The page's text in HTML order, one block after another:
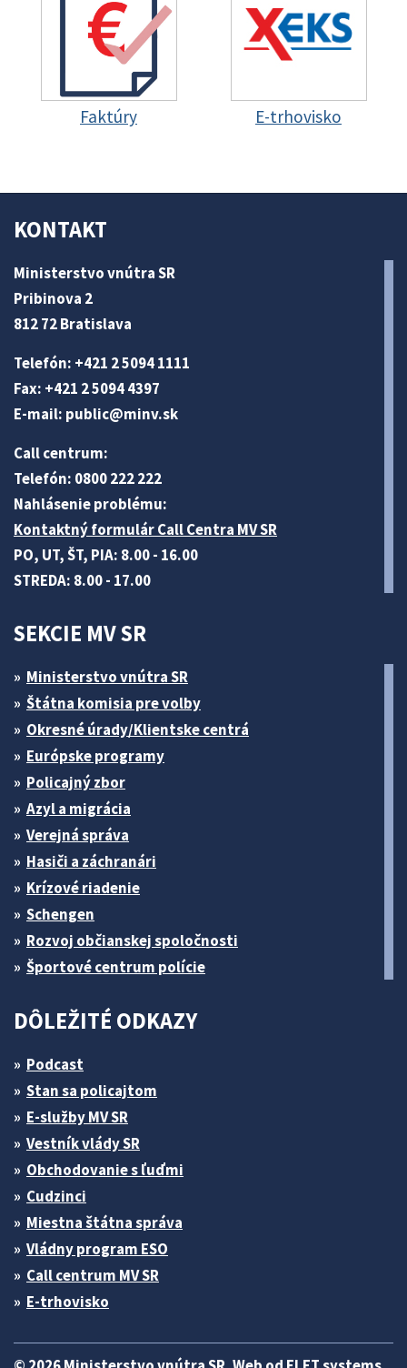
Faktúry E-trhovisko
KONTAKT
Ministerstvo vnútra SR
Pribinova 2
812 72 Bratislava
Telefón: +421 2 5094 1111
Fax: +421 2 5094 4397
E-mail: public@minv.sk
Call centrum:
Telefón: 0800 222 222
Nahlásenie problému:
Kontaktný formulár Call Centra MV SR
PO, UT, ŠT, PIA: 8.00 - 16.00
STREDA: 8.00 - 17.00
SEKCIE MV SR
Ministerstvo vnútra SR
Štátna komisia pre volby
Okresné úrady/Klientske centrá
Európske programy
Policajný zbor
Azyl a migrácia
Verejná správa
Hasiči a záchranári
Krízové riadenie
Schengen
Rozvoj občianskej spoločnosti
Športové centrum polície
DÔLEŽITÉ ODKAZY
Podcast
Stan sa policajtom
E-služby MV SR
Vestník vlády SR
Obchodovanie s ľuďmi
Cudzinci
Miestna štátna správa
Vládny program ESO
Call centrum MV SR
E-trhovisko